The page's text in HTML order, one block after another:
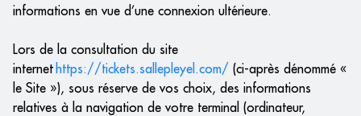
informations en vue d’une connexion ultérieure.
Lors de la consultation du site
internet https://tickets.sallepleyel.com/ (ci-après dénommé «
le Site »), sous réserve de vos choix, des informations
relatives à la navigation de votre terminal (ordinateur,